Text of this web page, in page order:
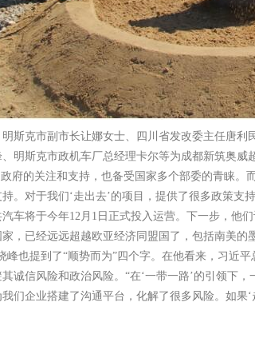
斯克市副市长让娜女士、四川省发改委主任唐
明斯克市政机车厂总经理卡尔等为成都新筑奥威
府的关注和支持，也备受国家多个部委的青睐
。对于我们‘走出去’的项目，提供了很多政策支
车将于今年12月1日正式投入运营。下一步，
，已经远远超越欧亚经济同盟国了，包括南美的
也提到了“顺势而为”四个字。在他看来，习近
诚信风险和政治风险。“在‘一带一路’的引领下
们企业搭建了沟通平台，化解了很多风险。如果‘